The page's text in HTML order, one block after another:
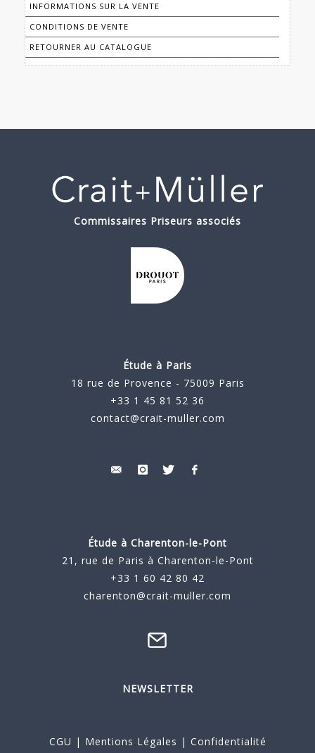
INFORMATIONS SUR LA VENTE
CONDITIONS DE VENTE
RETOURNER AU CATALOGUE
Commissaires Priseurs associés
Étude à Paris
18 rue de Provence - 75009 Paris
+33 1 45 81 52 36
contact@crait-muller.com
Étude à Charenton-le-Pont
21, rue de Paris à Charenton-le-Pont
+33 1 60 42 80 42
charenton@crait-muller.com
NEWSLETTER
CGU | Mentions Légales | Confidentialité